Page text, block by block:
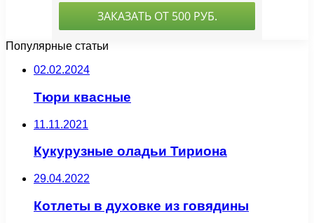
Популярные статьи
02.02.2024
Тюри квасные
11.11.2021
Кукурузные оладьи Тириона
29.04.2022
Котлеты в духовке из говядины